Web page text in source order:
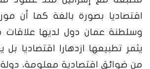
اقتصاديا بصورة بالغة كما أن
وسلطنة عمان دول لديها علاقات
يثمر تطبيعها ازدهارا اقتصاديا بل
من ضوائق اقتصادية معلومة،